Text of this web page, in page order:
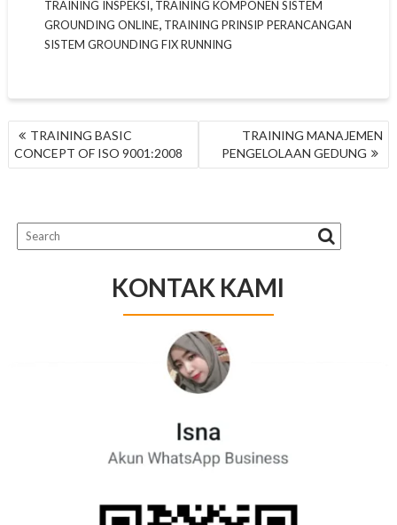
TRAINING INSPEKSI, TRAINING KOMPONEN SISTEM
GROUNDING ONLINE, TRAINING PRINSIP PERANCANGAN
SISTEM GROUNDING FIX RUNNING
NAVIGASI
POS
TRAINING BASIC
CONCEPT OF ISO 9001:2008
TRAINING MANAJEMEN
PENGELOLAAN GEDUNG
KONTAK KAMI